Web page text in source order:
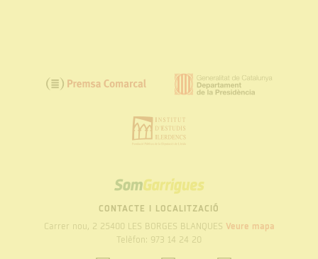
SOM
GARRIGUES
CONTACTE I LOCALITZACIÓ
Carrer nou, 2 25400 LES BORGES BLANQUES Veure mapa
Telèfon: 973 14 24 20